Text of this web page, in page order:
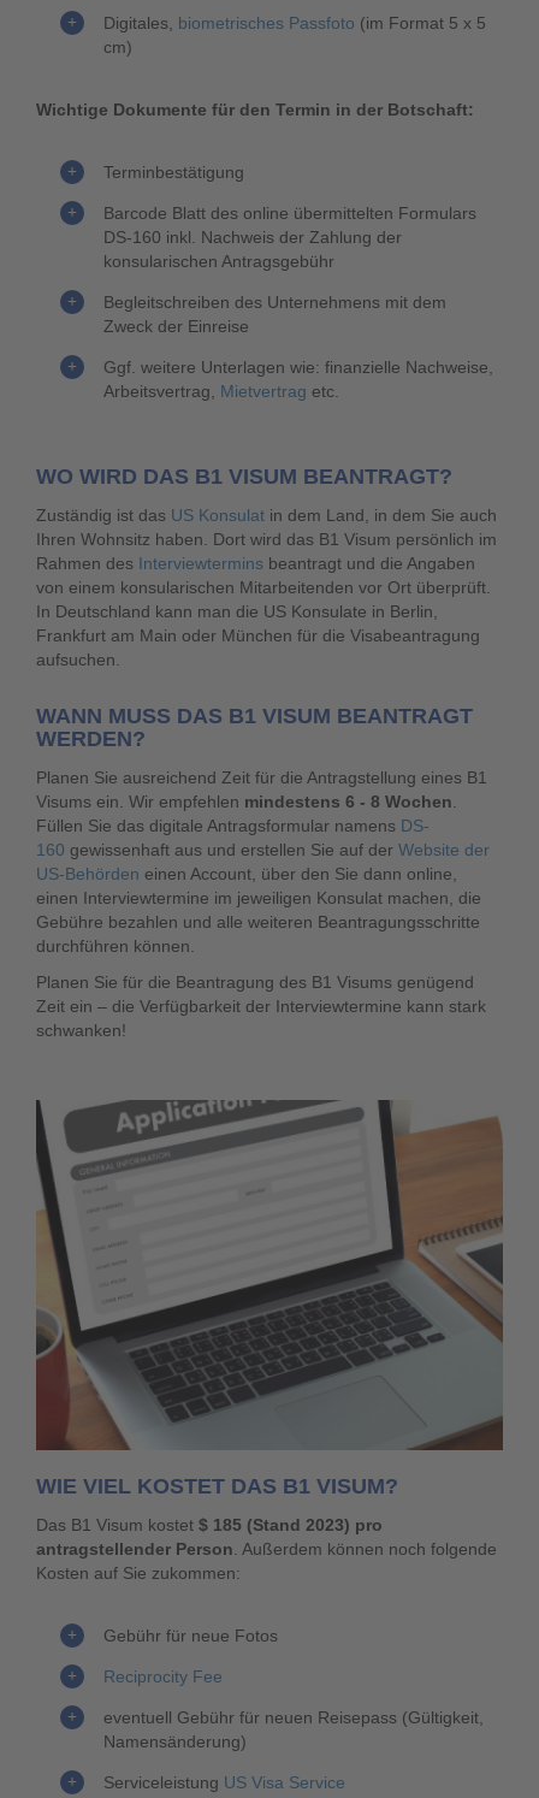
Digitales, biometrisches Passfoto (im Format 5 x 5
cm)
Wichtige Dokumente für den Termin in der Botschaft:
Terminbestätigung
Barcode Blatt des online übermittelten Formulars
DS-160 inkl. Nachweis der Zahlung der
konsularischen Antragsgebühr
Begleitschreiben des Unternehmens mit dem
Zweck der Einreise
Ggf. weitere Unterlagen wie: finanzielle Nachweise,
Arbeitsvertrag, Mietvertrag etc.
WO WIRD DAS B1 VISUM BEANTRAGT?
Zuständig ist das US Konsulat in dem Land, in dem Sie auch
Ihren Wohnsitz haben. Dort wird das B1 Visum persönlich im
Rahmen des Interviewtermins beantragt und die Angaben
von einem konsularischen Mitarbeitenden vor Ort überprüft.
In Deutschland kann man die US Konsulate in Berlin,
Frankfurt am Main oder München für die Visabeantragung
aufsuchen.
WANN MUSS DAS B1 VISUM BEANTRAGT
WERDEN?
Planen Sie ausreichend Zeit für die Antragstellung eines B1
Visums ein. Wir empfehlen mindestens 6 - 8 Wochen
Füllen Sie das digitale Antragsformular namens DS-
160 gewissenhaft aus und erstellen Sie auf der Website der
US-Behörden einen Account, über den Sie dann online,
einen Interviewtermine im jeweiligen Konsulat machen, die
Gebühre bezahlen und alle weiteren Beantragungsschritte
durchführen können.
Planen Sie für die Beantragung des B1 Visums genügend
Zeit ein – die Verfügbarkeit der Interviewtermine kann stark
schwanken!
WIE VIEL KOSTET DAS B1 VISUM?
Das B1 Visum kostet $ 185 (Stand 2023) pro
antragstellender Person . Außerdem können noch folgende
Kosten auf Sie zukommen:
Gebühr für neue Fotos
Reciprocity Fee
eventuell Gebühr für neuen Reisepass (Gültigkeit,
Namensänderung)
Serviceleistung US Visa Service